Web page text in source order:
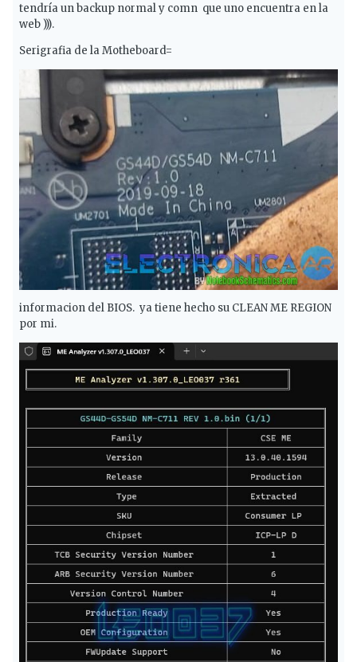
tendría un backup normal y comn que uno encuentra en la
web ))).
Serigrafia de la Motheboard=
informacion del BIOS. ya tiene hecho su CLEAN ME REGION
por mi.